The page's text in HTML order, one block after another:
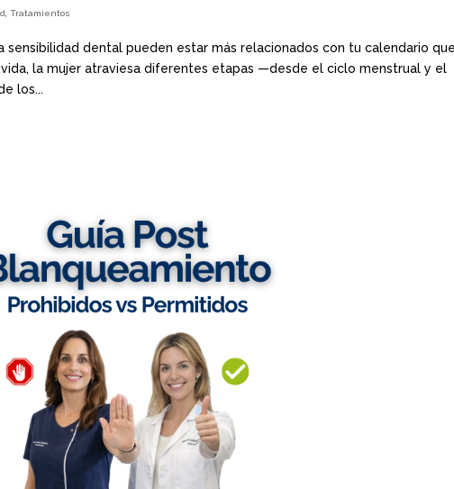
,Tratamientos
sensibilidad dental pueden estar más relacionados con tu calendario
la mujer atraviesa diferentes etapas —desde el ciclo menstrual y el
los...